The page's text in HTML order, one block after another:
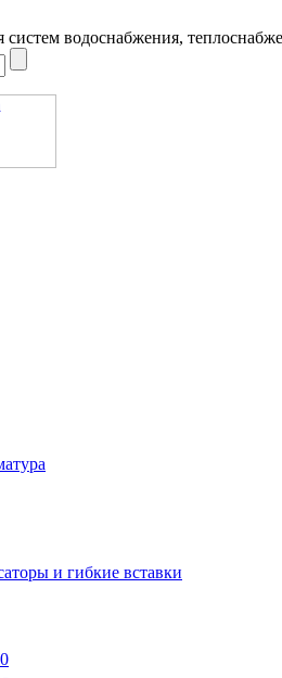
водоснабжения,
и гибкие вставки